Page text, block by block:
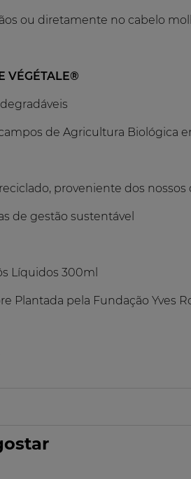
ou diretamente no cabelo
VÉGÉTALE®
de Agricultura Biológica
proveniente dos nossos
de gestão sustentável
Líquidos 300ml
Plantada pela Fundação Yves